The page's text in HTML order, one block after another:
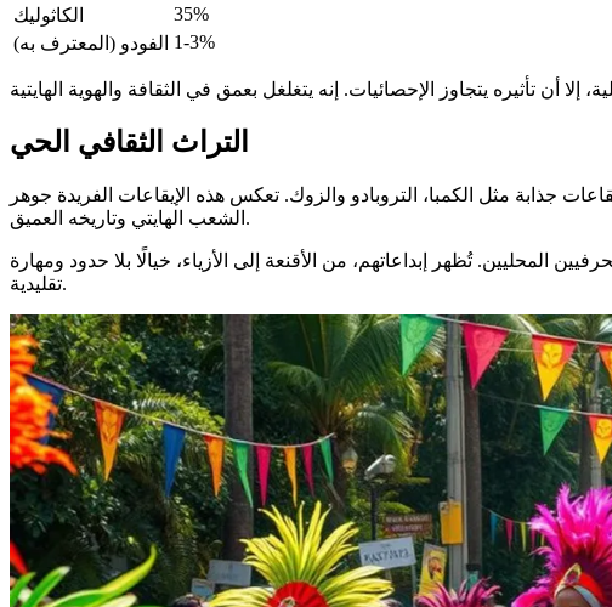
الكاثوليك
35%
الفودو (المعترف به) 1-3%
التراث الثقافي الحي
جذابة مثل الكمبا، التروبادو والزوك. تعكس هذه الإيقاعات الفريدة جوهر
الشعب الهايتي وتاريخه العميق.
المحليين. تُظهر إبداعاتهم، من الأقنعة إلى الأزياء، خيالًا بلا حدود ومهارة
تقليدية.